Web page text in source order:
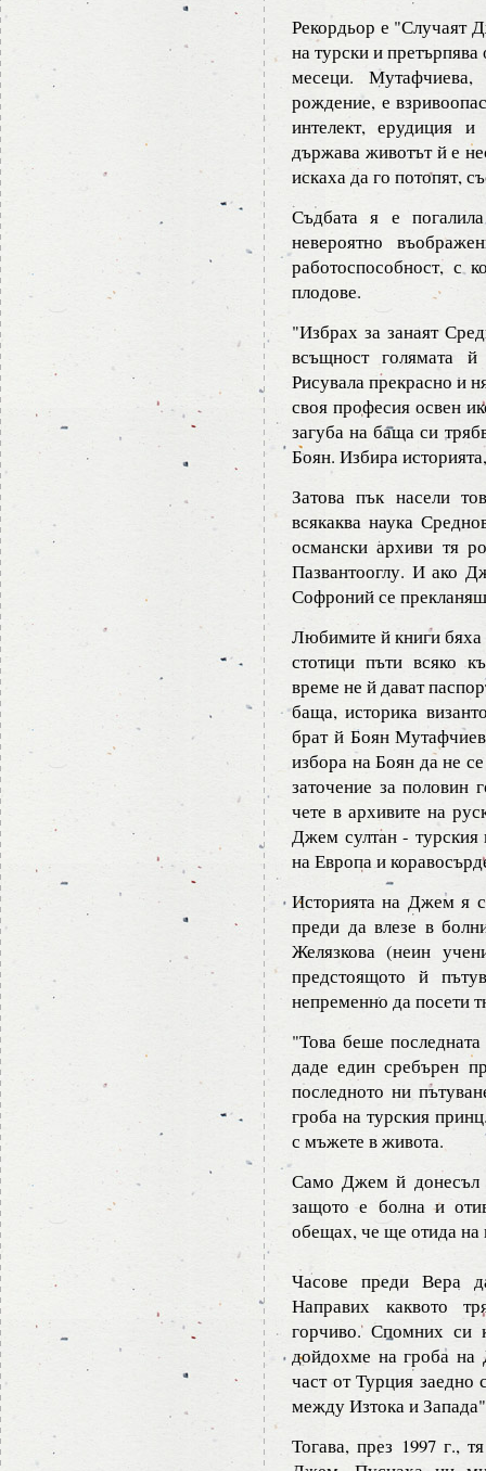
Рекордьор е "Случаят
на турски и
месеци.
рождение, е
интелект, ерудиция
държава животът й е
искаха да го потопят,
Съдбата я е
невероятно
работоспособност, с
плодове.
"Избрах за занаят
всъщност голямата
Рисувала прекрасно и
своя професия освен
загуба на баща си
Боян. Избира
Затова пък насели
всякаква наука
османски архиви тя
Пазвантооглу. И ако
Софроний се
Любимите й книги бяха
стотици пъти всяко
време не й дават
баща, историка
брат й Боян
избора на Боян да не
заточение за половин
чете в архивите на
Джем султан - турския
на Европа и
Историята на Джем я
преди да влезе в
Желязкова (неин
предстоящото й
непременно да посети
"Това беше
даде един сребърен
последното ни
гроба на турския
с мъжете в живота.
Само Джем й донесъл
защото е болна и
обещах, че ще отида
Часове преди Вера
Направих каквото
горчиво. Спомних си
дойдохме на гроба на
част от Турция
между Изтока и
Тогава, през 1997 г.,